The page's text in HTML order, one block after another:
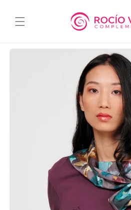
al contenido
directamente